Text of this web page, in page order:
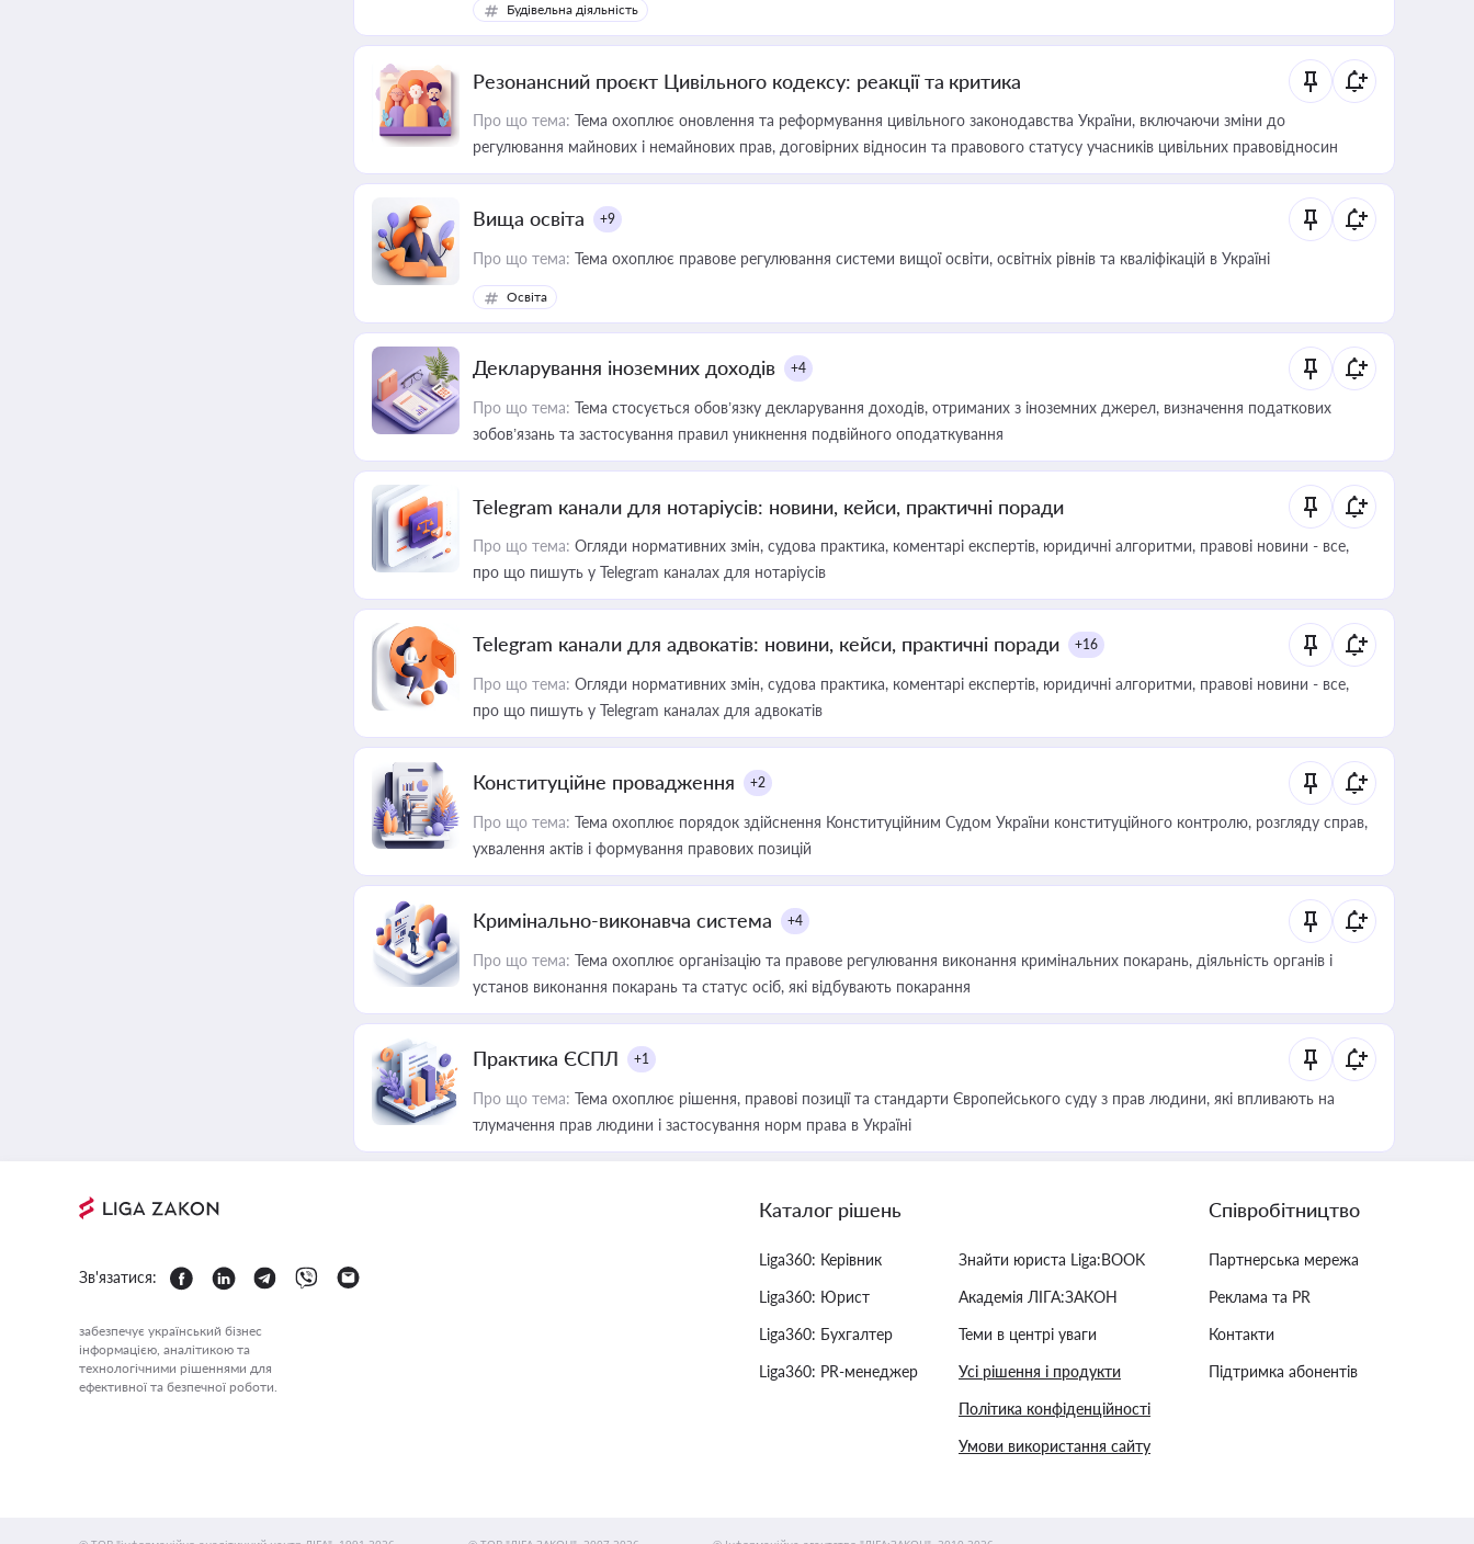
Будівельна діяльність
Резонансний проєкт Цивільного кодексу: реакції та критика
Про що тема: Тема охоплює оновлення та реформування цивільного законодавства України, включаючи зміни до
регулювання майнових і немайнових прав, договірних відносин та правового статусу учасників цивільних правовідносин
Вища освіта +9
Про що тема: Тема охоплює правове регулювання системи вищої освіти, освітніх рівнів та кваліфікацій в Україні
Освіта
Декларування іноземних доходів +4
Про що тема: Тема стосується обов’язку декларування доходів, отриманих з іноземних джерел, визначення податкових
зобов’язань та застосування правил уникнення подвійного оподаткування
Telegram канали для нотаріусів: новини, кейси, практичні поради
Про що тема: Огляди нормативних змін, судова практика, коментарі експертів, юридичні алгоритми, правові новини - все,
про що пишуть у Telegram каналах для нотаріусів
Telegram канали для адвокатів: новини, кейси, практичні поради +16
Про що тема: Огляди нормативних змін, судова практика, коментарі експертів, юридичні алгоритми, правові новини - все,
про що пишуть у Telegram каналах для адвокатів
Конституційне провадження +2
Про що тема: Тема охоплює порядок здійснення Конституційним Судом України конституційного контролю, розгляду справ,
ухвалення актів і формування правових позицій
Кримінально-виконавча система +4
Про що тема: Тема охоплює організацію та правове регулювання виконання кримінальних покарань, діяльність органів і
установ виконання покарань та статус осіб, які відбувають покарання
Практика ЄСПЛ +1
Про що тема: Тема охоплює рішення, правові позиції та стандарти Європейського суду з прав людини, які впливають на
тлумачення прав людини і застосування норм права в Україні
Зв'язатися:
забезпечує український бізнес
інформацією, аналітикою та
технологічними рішеннями для
ефективної та безпечної роботи.
Каталог рішень
Liga360: Керівник
Liga360: Юрист
Liga360: Бухгалтер
Liga360: PR-менеджер
Знайти юриста Liga:BOOK
Академія ЛІГА:ЗАКОН
Теми в центрі уваги
Усі рішення і продукти
Політика конфіденційності
Умови використання сайту
Співробітництво
Партнерська мережа
Реклама та PR
Контакти
Підтримка абонентів